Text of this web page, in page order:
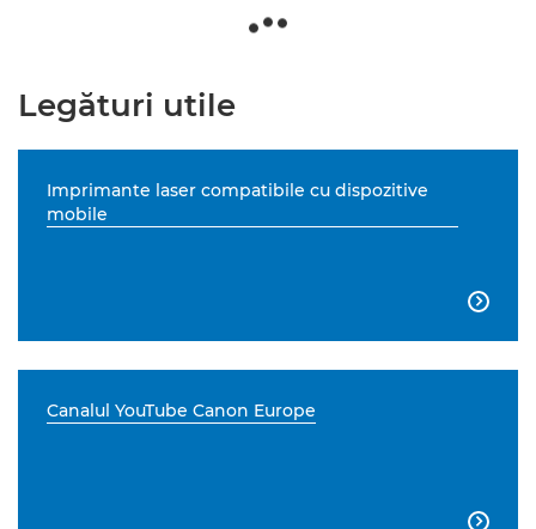
Legături utile
Imprimante laser compatibile cu dispozitive
mobile

Canalul YouTube Canon Europe
